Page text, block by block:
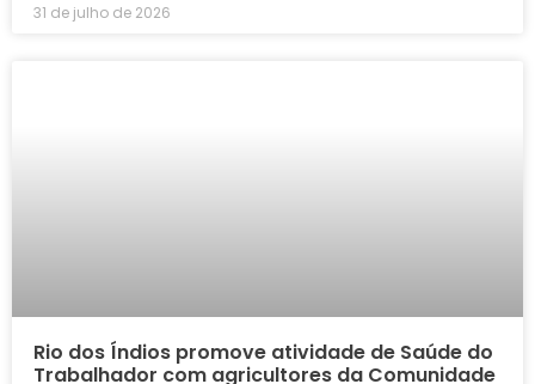
31 de julho de 2026
Rio dos Índios promove atividade de Saúde do
Trabalhador com agricultores da Comunidade